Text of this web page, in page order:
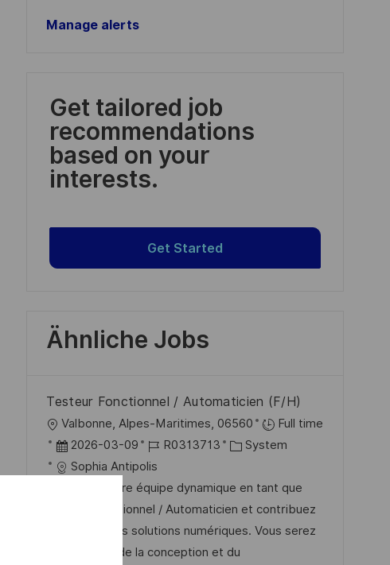
Manage alerts
Get tailored job
recommendations
based on your
interests.
Get Started
Ähnliche Jobs
Testeur Fonctionnel / Automaticien (F/H)
O
r
t
Valbonne, Alpes-Maritimes, 06560
Full time
D
a
2026-03-09
J
o
b
-
I
D
R0313713
K
t
e
g
o
System
Sophia Antipolis
Rejoignez notre équipe dynamique en tant que
Testeur Fonctionnel / Automaticien et contribuez
à la qualité des solutions numériques. Vous serez
responsable de la conception et du